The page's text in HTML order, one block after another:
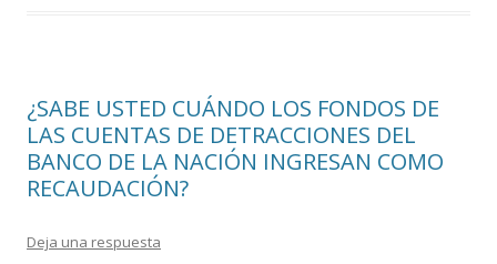
¿SABE USTED CUÁNDO LOS FONDOS DE
LAS CUENTAS DE DETRACCIONES DEL
BANCO DE LA NACIÓN INGRESAN COMO
RECAUDACIÓN?
Deja una respuesta